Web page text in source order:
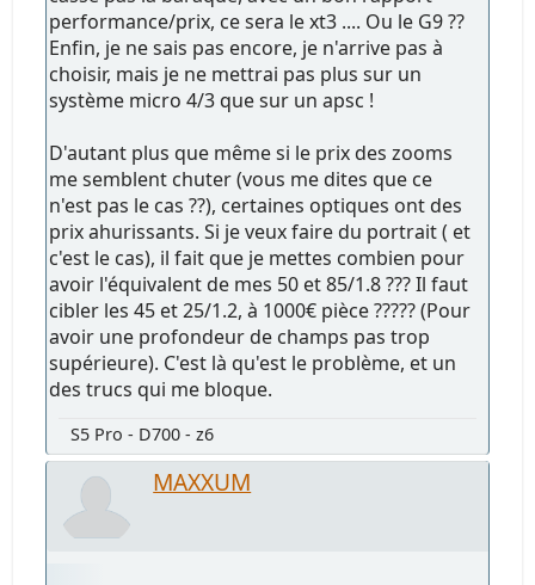
performance/prix, ce sera le xt3 .... Ou le G9 ??
Enfin, je ne sais pas encore, je n'arrive pas à
choisir, mais je ne mettrai pas plus sur un
système micro 4/3 que sur un apsc !
D'autant plus que même si le prix des zooms
me semblent chuter (vous me dites que ce
n'est pas le cas ??), certaines optiques ont des
prix ahurissants. Si je veux faire du portrait ( et
c'est le cas), il fait que je mettes combien pour
avoir l'équivalent de mes 50 et 85/1.8 ??? Il faut
cibler les 45 et 25/1.2, à 1000€ pièce ????? (Pour
avoir une profondeur de champs pas trop
supérieure). C'est là qu'est le problème, et un
des trucs qui me bloque.
S5 Pro - D700 - z6
MAXXUM